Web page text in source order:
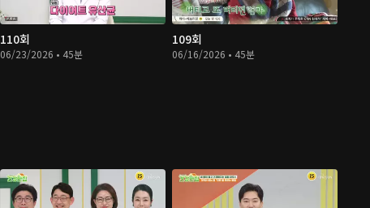
110회
06/23/2026 • 45분
109회
06/16/2026 • 45분